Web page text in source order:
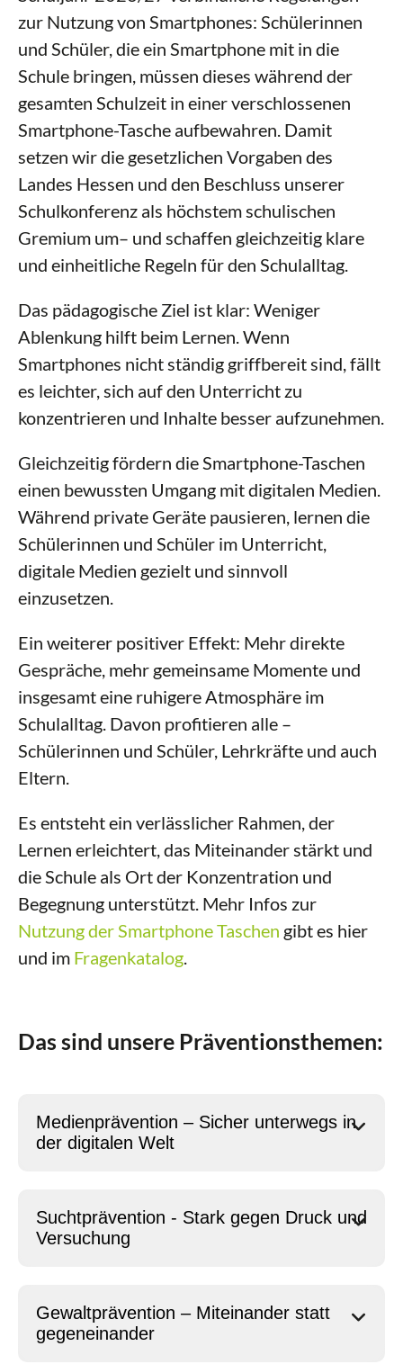
zur Nutzung von Smartphones: Schülerinnen
und Schüler, die ein Smartphone mit in die
Schule bringen, müssen dieses während der
gesamten Schulzeit in einer verschlossenen
Smartphone-Tasche aufbewahren. Damit
setzen wir die gesetzlichen Vorgaben des
Landes Hessen und den Beschluss unserer
Schulkonferenz als höchstem schulischen
Gremium um– und schaffen gleichzeitig klare
und einheitliche Regeln für den Schulalltag.
Das pädagogische Ziel ist klar: Weniger
Ablenkung hilft beim Lernen. Wenn
Smartphones nicht ständig griffbereit sind, fällt
es leichter, sich auf den Unterricht zu
konzentrieren und Inhalte besser aufzunehmen.
Gleichzeitig fördern die Smartphone-Taschen
einen bewussten Umgang mit digitalen Medien.
Während private Geräte pausieren, lernen die
Schülerinnen und Schüler im Unterricht,
digitale Medien gezielt und sinnvoll
einzusetzen.
Ein weiterer positiver Effekt: Mehr direkte
Gespräche, mehr gemeinsame Momente und
insgesamt eine ruhigere Atmosphäre im
Schulalltag. Davon profitieren alle –
Schülerinnen und Schüler, Lehrkräfte und auch
Eltern.
Es entsteht ein verlässlicher Rahmen, der
Lernen erleichtert, das Miteinander stärkt und
die Schule als Ort der Konzentration und
Begegnung unterstützt. Mehr Infos zur
Nutzung der Smartphone Taschen gibt es hier
und im Fragenkatalog.
Das sind unsere Präventionsthemen:
Medienprävention – Sicher unterwegs in
der digitalen Welt
Suchtprävention - Stark gegen Druck und
Versuchung
Gewaltprävention – Miteinander statt
gegeneinander